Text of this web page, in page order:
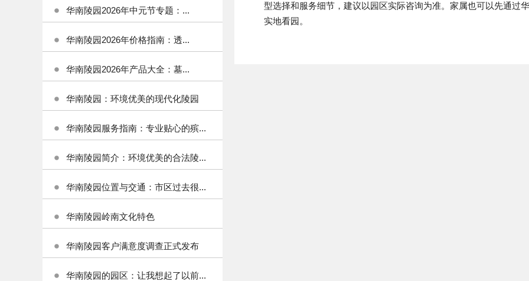
华南陵园2026年中元节专题：...
华南陵园2026年价格指南：透...
华南陵园2026年产品大全：墓...
华南陵园：环境优美的现代化陵园
华南陵园服务指南：专业贴心的殡...
华南陵园简介：环境优美的合法陵...
华南陵园位置与交通：市区过去很...
华南陵园岭南文化特色
华南陵园客户满意度调查正式发布
华南陵园的园区：让我想起了以前...
型选择和服务细节，建议以园区实际咨询为准。家属也可以先通过
实地看园。